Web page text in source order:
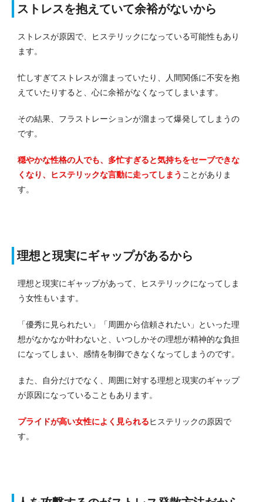
ストレスを抱えていて余裕がないから
ストレスが原因で、ヒステリックになっている可能性もあり
ます。
忙しすぎてストレスが溜まっていたり、人間関係に不安を抱
えていたりすると、心に余裕がなくなってしまいます。
その結果、フラストレーションが溜まって爆発してしまうの
です。
穏やかな性格の人でも、多忙すぎると気持ちをセーブできな
くなり、ヒステリックな言動に走ってしまう ことがありま
す。
理想と現実にギャップがあるから
理想と現実にギャップがあって、ヒステリックになってしま
う女性もいます。
「優秀に見られたい」「周囲から信頼されたい」といった理
想がなかなか叶わないと、いつしかその理想が精神的な負担
になってしまい、感情を制御できなくなってしまうのです。
また、自分だけでなく、周囲に対する理想と現実のギャップ
が原因になっていることもあります。
プライドが高い女性によく見られるヒステリックの原因で
す。